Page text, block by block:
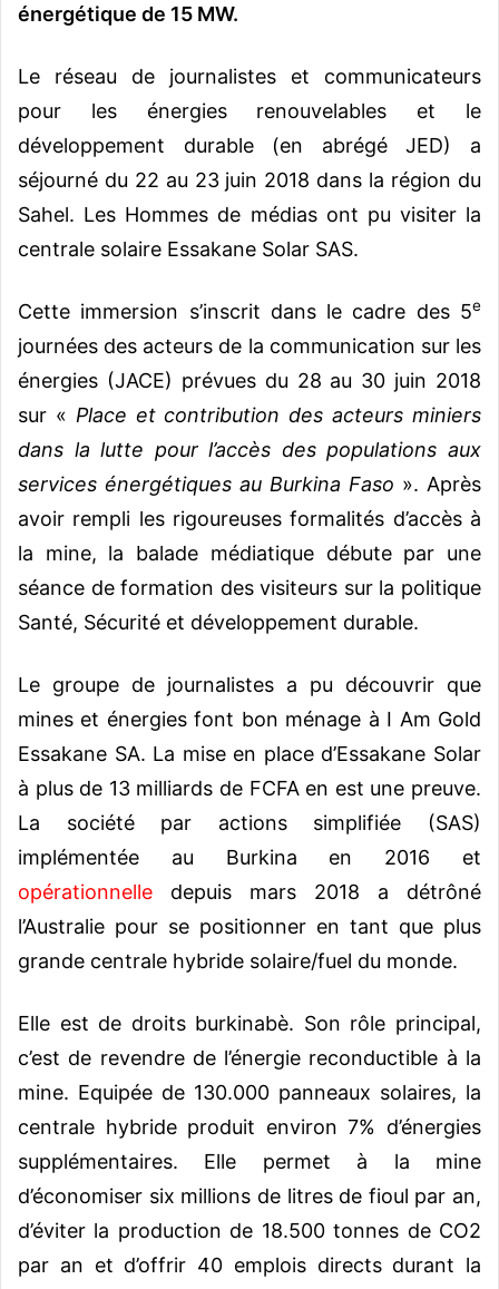
énergétique de 15 MW.
Le réseau de journalistes et communicateurs
pour les énergies renouvelables et le
développement durable (en abrégé JED) a
séjourné du 22 au 23 juin 2018 dans la région du
Sahel. Les Hommes de médias ont pu visiter la
centrale solaire Essakane Solar SAS.
Cette immersion s’inscrit dans le cadre des 5e
journées des acteurs de la communication sur les
énergies (JACE) prévues du 28 au 30 juin 2018
sur « Place et contribution des acteurs miniers
dans la lutte pour l’accès des populations aux
services énergétiques au Burkina Faso ». Après
avoir rempli les rigoureuses formalités d’accès à
la mine, la balade médiatique débute par une
séance de formation des visiteurs sur la politique
Santé, Sécurité et développement durable.
Le groupe de journalistes a pu découvrir que
mines et énergies font bon ménage à I Am Gold
Essakane SA. La mise en place d’Essakane Solar
à plus de 13 milliards de FCFA en est une preuve.
La société par actions simplifiée (SAS)
implémentée au Burkina en 2016 et
opérationnelle depuis mars 2018 a détrôné
l’Australie pour se positionner en tant que plus
grande centrale hybride solaire/fuel du monde.
Elle est de droits burkinabè. Son rôle principal,
c’est de revendre de l’énergie reconductible à la
mine. Equipée de 130.000 panneaux solaires, la
centrale hybride produit environ 7% d’énergies
supplémentaires. Elle permet à la mine
d’économiser six millions de litres de fioul par an,
d’éviter la production de 18.500 tonnes de CO2
par an et d’offrir 40 emplois directs durant la